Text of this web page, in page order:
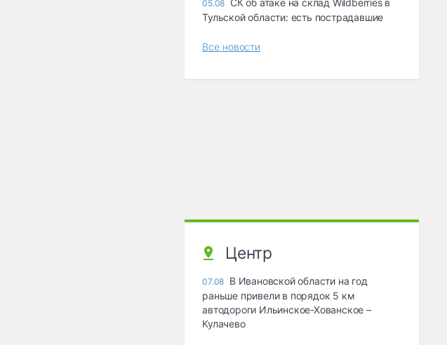
05.08 СК об атаке на склад Wildberries в
Тульской области: есть пострадавшие
Все новости
Центр
07.08 В Ивановской области на год
раньше привели в порядок 5 км
автодороги Ильинское-Хованское –
Кулачево